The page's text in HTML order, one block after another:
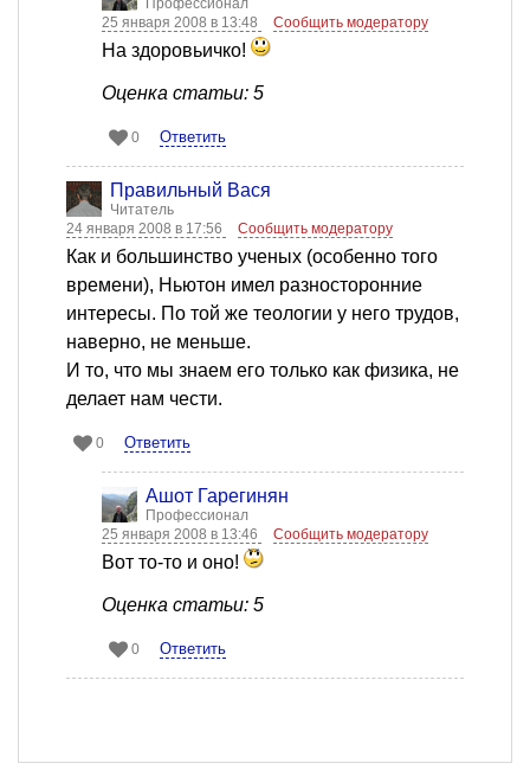
Профессионал
25 января 2008 в 13:48
Сообщить модератору
На здоровьичко!
Оценка статьи: 5
0 Ответить
Правильный Вася
Читатель
24 января 2008 в 17:56
Сообщить модератору
Как и большинство ученых (особенно того
времени), Ньютон имел разносторонние
интересы. По той же теологии у него трудов,
наверно, не меньше.
И то, что мы знаем его только как физика, не
делает нам чести.
0 Ответить
Ашот Гарегинян
Профессионал
25 января 2008 в 13:46
Сообщить модератору
Вот то-то и оно!
Оценка статьи: 5
0 Ответить